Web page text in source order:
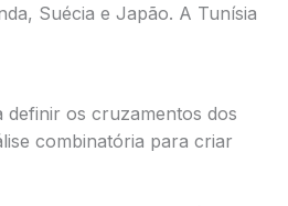
Suécia e Japão. A Tunísia
os cruzamentos dos
combinatória para criar